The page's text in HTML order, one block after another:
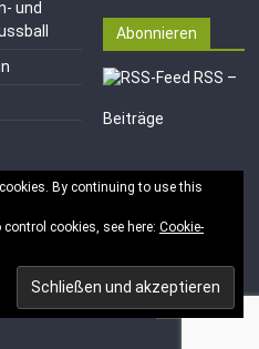
und
Abonnieren
RSS –
Beiträge
By continuing to use this
cookies, see here: Cookie-
Bereitgestellt vonWordPress